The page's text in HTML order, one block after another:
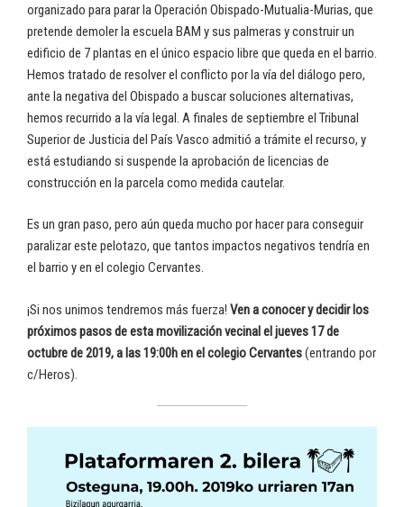
organizado para parar la Operación Obispado-Mutualia-Murias, que
pretende demoler la escuela BAM y sus palmeras y construir un
edificio de 7 plantas en el único espacio libre que queda en el barrio.
Hemos tratado de resolver el conflicto por la vía del diálogo pero,
ante la negativa del Obispado a buscar soluciones alternativas,
hemos recurrido a la vía legal. A finales de septiembre el Tribunal
Superior de Justicia del País Vasco admitió a trámite el recurso, y
está estudiando si suspende la aprobación de licencias de
construcción en la parcela como medida cautelar.
Es un gran paso, pero aún queda mucho por hacer para conseguir
paralizar este pelotazo, que tantos impactos negativos tendría en
el barrio y en el colegio Cervantes.
¡Si nos unimos tendremos más fuerza! Ven a conocer y decidir los
próximos pasos de esta movilización vecinal el jueves 17 de
octubre de 2019, a las 19:00h en el colegio Cervantes(entrando por
c/Heros).